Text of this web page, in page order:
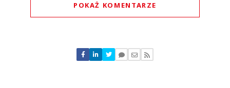
POKAŻ KOMENTARZE
Nie znaleziono komentarzy
Zostaw swoje komentarze